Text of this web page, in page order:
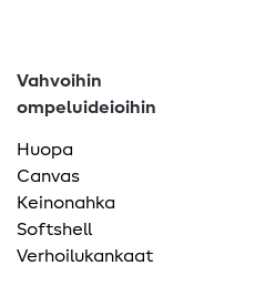
Vahvoihin
ompeluideioihin
Huopa
Canvas
Keinonahka
Softshell
Verhoilukankaat